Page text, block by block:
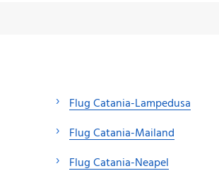
Flug Catania-Lampedusa
Flug Catania-Mailand
Flug Catania-Neapel